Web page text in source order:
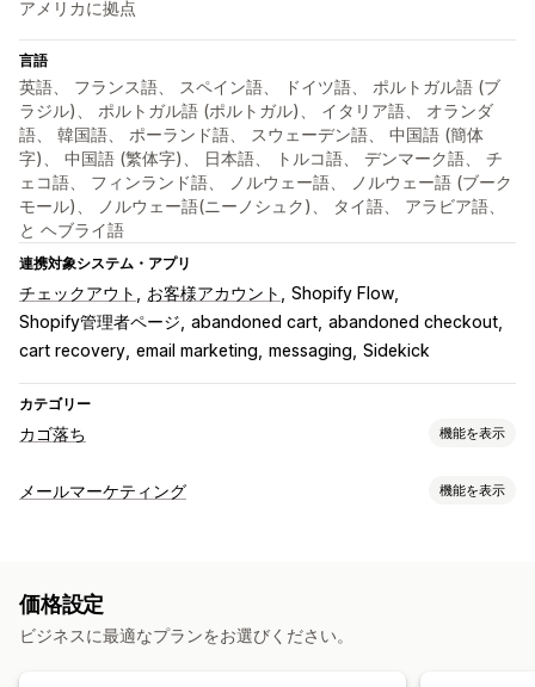
アメリカに拠点
言語
英語、 フランス語、 スペイン語、 ドイツ語、 ポルトガル語 (ブ
ラジル)、 ポルトガル語 (ポルトガル)、 イタリア語、 オランダ
語、 韓国語、 ポーランド語、 スウェーデン語、 中国語 (簡体
字)、 中国語 (繁体字)、 日本語、 トルコ語、 デンマーク語、 チ
ェコ語、 フィンランド語、 ノルウェー語、 ノルウェー語 (ブーク
モール)、 ノルウェー語(ニーノシュク)、 タイ語、 アラビア語、
と ヘブライ語
連携対象システム・アプリ
チェックアウト お客様アカウント
Shopify Flow
Shopify管理者ページ abandoned cart abandoned checkout
cart recovery email marketing messaging Sidekick
カテゴリー
カゴ落ち 機能を表示
カートリカバリー
オプトインポップアップ
期間限定オファー
ゲームとコンテスト
メールマーケティング 機能を表示
ポップアップ
アップセルメール クロスセルメール カートメール
価格設定
ビジネスに最適なプランをお選びください。